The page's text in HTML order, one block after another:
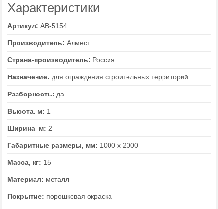
Характеристики
Артикул: AB-5154
Производитель: Алмест
Страна-производитель: Россия
Назначение: для ограждения строительных территорий
Разборность: да
Высота, м: 1
Ширина, м: 2
Габаритные размеры, мм: 1000 х 2000
Масса, кг: 15
Материал: металл
Покрытие: порошковая окраска